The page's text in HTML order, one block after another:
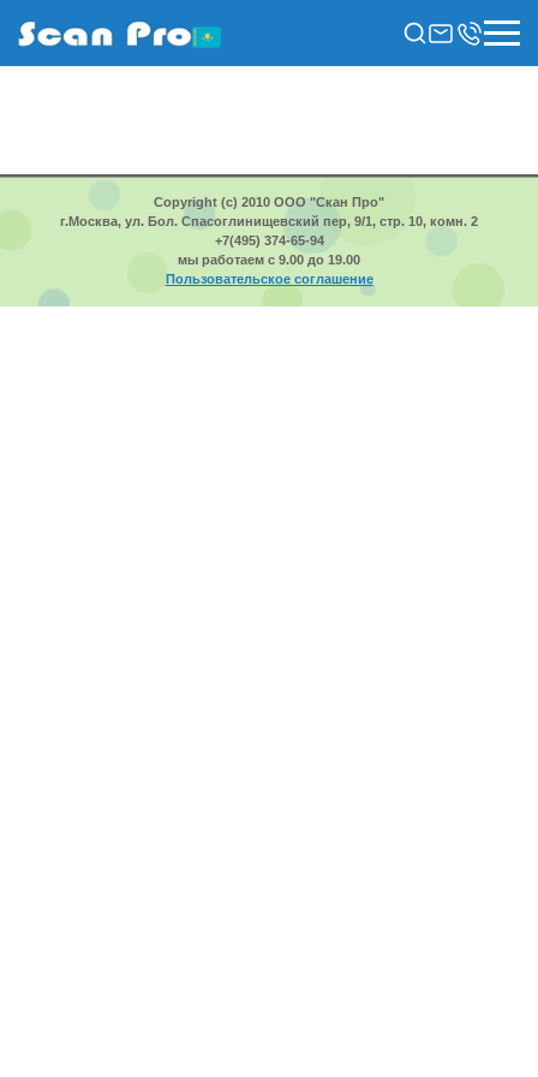
Copyright (c) 2010 ООО "Скан Про"
г.Москва, ул. Бол. Спасоглинищевский пер, 9/1, стр. 10, комн. 2
+7(495) 374-65-94
мы работаем с 9.00 до 19.00
Пользовательское соглашение